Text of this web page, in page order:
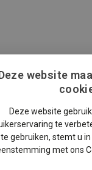
Seat Leon
Seat Leon 1M Cupra-4/
verlagingsset met de
Lees meer
website
Deze website
te
te gebruiken, stemt u
met ons